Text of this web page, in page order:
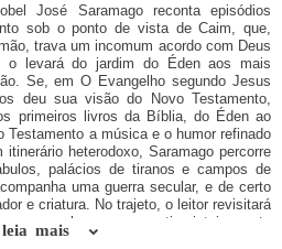
José Saramago reconta episódios
sob o ponto de vista de Caim, que,
trava um incomum acordo com Deus
o levará do jardim do Éden aos mais
Se, em O Evangelho segundo Jesus
deu sua visão do Novo Testamento,
primeiros livros da Bíblia, do Éden ao
Testamento a música e o humor refinado
heterodoxo, Saramago percorre
palácios de tiranos e campos de
uma guerra secular, e de certo
e criatura. No trajeto, o leitor revisitará
mas sob uma perspectiva inteiramente
caminho árido, um deus às turras
leia mais